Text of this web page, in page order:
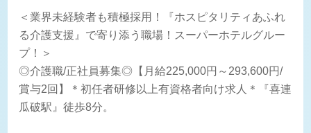
＜業界未経験者も積極採用！『ホスピタリティあふれ
る介護支援』で寄り添う職場！スーパーホテルグルー
プ！＞
◎介護職/正社員募集◎【月給225,000円～293,600円/
賞与2回】＊初任者研修以上有資格者向け求人＊『喜連
瓜破駅』徒歩8分。